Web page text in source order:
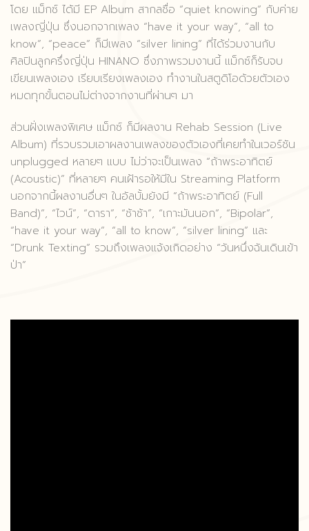
โดย แม็กซ์ ได้มี EP Album สากลชื่อ “quiet knowing” กับค่าย
เพลงญี่ปุ่น ซึ่งนอกจากเพลง “have it your way”, “all to
know”, “peace” ก็มีเพลง “silver lining” ที่ได้ร่วมงานกับ
ศิลปินลูกครึ่งญี่ปุ่น HINANO ซึ่งภาพรวมงานนี้ แม็กซ์ก็รับจบ
เขียนเพลงเอง เรียบเรียงเพลงเอง ทำงานในสตูดิโอด้วยตัวเอง
หมดทุกขั้นตอนไม่ต่างจากงานที่ผ่านๆ มา
ส่วนฝั่งเพลงพิเศษ แม็กซ์ ก็มีผลงาน Rehab Session (Live
Album) ที่รวบรวมเอาผลงานเพลงของตัวเองที่เคยทำในเวอร์ชัน
unplugged หลายๆ แบบ ไม่ว่าจะเป็นเพลง “ถ้าพระอาทิตย์
(Acoustic)” ที่หลายๆ คนเฝ้ารอให้มีใน Streaming Platform
นอกจากนี้ผลงานอื่นๆ ในอัลบั้มยังมี “ถ้าพระอาทิตย์ (Full
Band)”, “ไวน์”, “ดารา”, “ช้าช้า”, “เกาะมันนอก”, “Bipolar”,
“have it your way”, “all to know”, “silver lining” และ
“Drunk Texting” รวมถึงเพลงแจ้งเกิดอย่าง “วันหนึ่งฉันเดินเข้า
ป่า”